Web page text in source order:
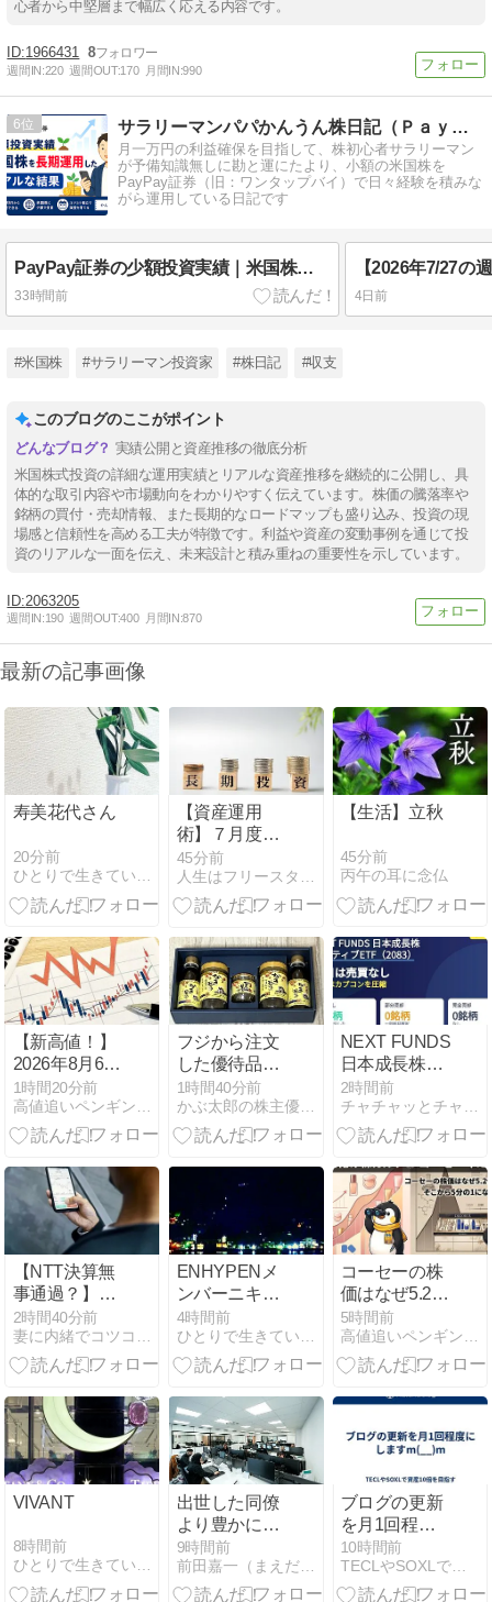
心者から中堅層まで幅広く応える内容です。
1966431 8
週間IN:220 週間OUT:170 月間IN:990
6 サラリーマンパパかんうん株日記（ＰａｙＰａｙ証券物語）
月一万円の利益確保を目指して、株初心者サラリーマン
が予備知識無しに勘と運にたより、小額の米国株を
PayPay証券（旧：ワンタップバイ）で日々経験を積みな
がら運用している日記です
PayPay証券の少額投資実績｜米国株を長期運用したリアルな結果
33時間前 4日前
#米国株 #サラリーマン投資家 #株日記 #収支
このブログのここがポイント
実績公開と資産推移の徹底分析
米国株式投資の詳細な運用実績とリアルな資産推移を継続的に公開し、具
体的な取引内容や市場動向をわかりやすく伝えています。株価の騰落率や
銘柄の買付・売却情報、また長期的なロードマップも盛り込み、投資の現
場感と信頼性を高める工夫が特徴です。利益や資産の変動事例を通じて投
資のリアルな一面を伝え、未来設計と積み重ねの重要性を示しています。
2063205
週間IN:190 週間OUT:400 月間IN:870
最新の記事画像
寿美花代さん
20分前
ひとりで生きていくために〜 All roads
【資産運用
術】７月度の
積立投資損益
結果！目先の
損益結果よ
を継続してこ
とが大切！
45分前
【生活】立秋
45分前
丙午の耳に念仏
【新高値！】
2026年8月6日
に上場来高値
を更新した銘
柄一覧
1時間20分前
フジから注文
した優待品が
到着
1時間40分前
NEXT FUNDS
日本成長株ア
クティブ
ETF（2083）、
当日は売買な
プコンを圧縮
（8/6）
2時間前
【NTT決算無
事通過？】西
日本銀行年初
来高値更新！
2時間40分前
妻に内緒でコツコツドカン
ENHYPENメ
ンバーニキの
件
4時間前
ひとりで生きていくために〜 All roads
コーセーの株
価はなぜ5.2倍
になり、そこ
から5分の1に
なったのか｜
の記録
5時間前
高値追いペンギンの観測所
VIVANT
8時間前
ひとりで生きていくために〜 All roads
出世した同僚
より豊かにな
れた理由｜豊
かさの定義の
変化【後編】
9時間前
前田嘉一（まえだよしかず）のウェブサイト
ブログの更新
を月1回程度
にします
m(__)m
10時間前
TECLやSOXLで資産10倍を目指す